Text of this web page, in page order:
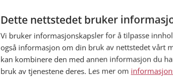
Dette nettstedet bruker
Vi bruker informasjonskapsler for å tilpasse
også informasjon om din bruk av nettstedet vårt
kan kombinere den med annen informasjon du
bruk av tjenestene deres. Les mer om